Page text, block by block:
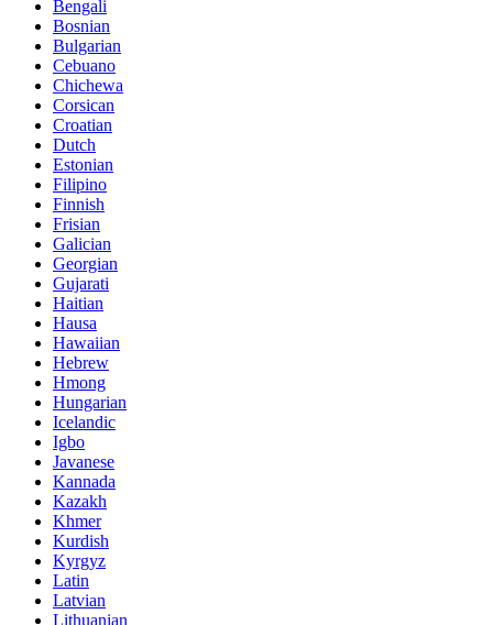
Bengali
Bosnian
Bulgarian
Cebuano
Chichewa
Corsican
Croatian
Dutch
Estonian
Filipino
Finnish
Frisian
Galician
Georgian
Gujarati
Haitian
Hausa
Hawaiian
Hebrew
Hmong
Hungarian
Icelandic
Igbo
Javanese
Kannada
Kazakh
Khmer
Kurdish
Kyrgyz
Latin
Latvian
Lithuanian